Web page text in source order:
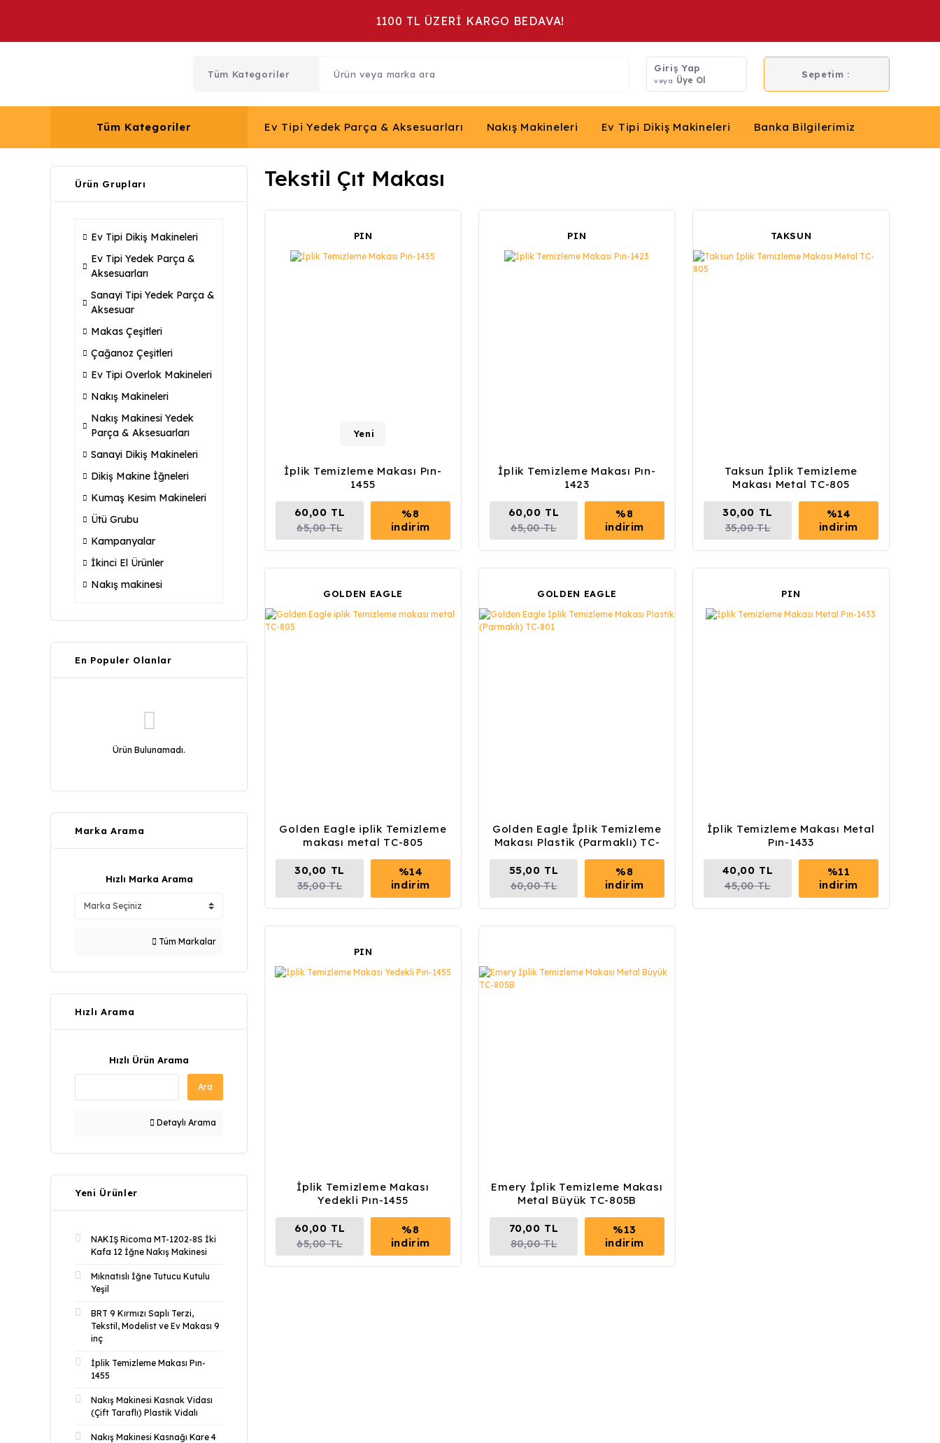
1100 TL ÜZERİ KARGO BEDAVA!
Giriş Yap
veya Üye Ol
Sepetim :
Tüm Kategoriler Ev Tipi Yedek Parça & Aksesuarları Nakış Makineleri Ev Tipi Dikiş Makineleri Banka Bilgilerimiz
Ürün Grupları
Ev Tipi Dikiş Makineleri
Ev Tipi Yedek Parça &
Aksesuarları
Sanayi Tipi Yedek Parça &
Aksesuar
Makas Çeşitleri
Çağanoz Çeşitleri
Ev Tipi Overlok Makineleri
Nakış Makineleri
Nakış Makinesi Yedek
Parça & Aksesuarları
Sanayi Dikiş Makineleri
Dikiş Makine İğneleri
Kumaş Kesim Makineleri
Ütü Grubu
Kampanyalar
İkinci El Ürünler
Nakış makinesi
En Populer Olanlar
Ürün Bulunamadı.
Marka Arama
Hızlı Marka Arama
Tüm Markalar
Hızlı Arama
Hızlı Ürün Arama
Ara
Detaylı Arama
Yeni Ürünler
NAKIŞ Ricoma MT-1202-8S İki
Kafa 12 İğne Nakış Makinesi
Mıknatıslı İğne Tutucu Kutulu
Yeşil
BRT 9 Kırmızı Saplı Terzi,
Tekstil, Modelist ve Ev Makası 9
inç
İplik Temizleme Makası Pın-
1455
Nakış Makinesi Kasnak Vidası
(Çift Taraflı) Plastik Vidalı
Nakış Makinesi Kasnağı Kare 4
Tekstil Çıt Makası
PIN
Yeni
İplik Temizleme Makası Pın-
1455
60,00 TL
65,00 TL
%8
indirim
PIN
İplik Temizleme Makası Pın-
1423
60,00 TL
65,00 TL
%8
indirim
TAKSUN
Taksun İplik Temizleme
Makası Metal TC-805
30,00 TL
35,00 TL
%14
indirim
GOLDEN EAGLE
Golden Eagle iplik Temizleme
makası metal TC-805
30,00 TL
35,00 TL
%14
indirim
GOLDEN EAGLE
Golden Eagle İplik Temizleme
Makası Plastik (Parmaklı) TC-
55,00 TL
60,00 TL
%8
indirim
PIN
İplik Temizleme Makası Metal
Pın-1433
40,00 TL
45,00 TL
%11
indirim
PIN
İplik Temizleme Makası
Yedekli Pın-1455
60,00 TL
65,00 TL
%8
indirim
Emery İplik Temizleme Makası
Metal Büyük TC-805B
70,00 TL
80,00 TL
%13
indirim